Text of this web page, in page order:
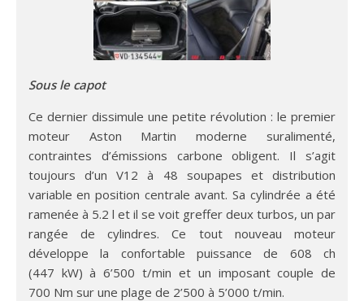
Sous le capot
Ce dernier dissimule une petite révolution : le premier
moteur Aston Martin moderne suralimenté,
contraintes d’émissions carbone obligent. Il s’agit
toujours d’un V12 à 48 soupapes et distribution
variable en position centrale avant. Sa cylindrée a été
ramenée à 5.2 l et il se voit greffer deux turbos, un par
rangée de cylindres. Ce tout nouveau moteur
développe la confortable puissance de 608 ch
(447 kW) à 6’500 t/min et un imposant couple de
700 Nm sur une plage de 2’500 à 5’000 t/min.